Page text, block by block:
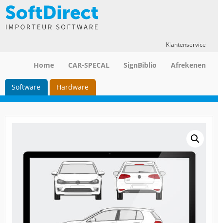
Klantenservice
Software Hardware
Home CAR-SPECAL SignBiblio Afrekenen